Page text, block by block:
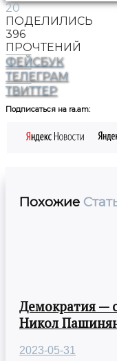
20
ПОДЕЛИЛИСЬ
396
ПРОЧТЕНИЙ
ФЕЙСБУК
ТЕЛЕГРАМ
ТВИТТЕР
Подписаться на ra.am:
Похожие
Демократия —
Никол
2023-05-31